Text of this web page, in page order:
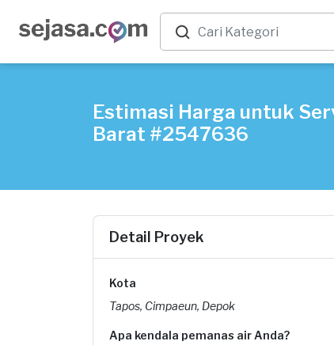
Estimasi Harga untuk
Barat #2547636
Detail Proyek
Kota
Tapos, Cimpaeun, Depok
Apa kendala pemanas air Anda?